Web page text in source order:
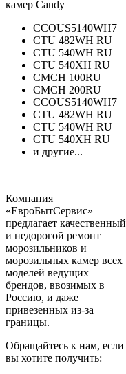
камер Candy
CCOUS5140WH7
CTU 482WH RU
CTU 540WH RU
CTU 540XH RU
CMCH 100RU
CMCH 200RU
CCOUS5140WH7
CTU 482WH RU
CTU 540WH RU
CTU 540XH RU
и другие...
Компания
«ЕвроБытСервис»
предлагает качественный
и недорогой ремонт
морозильников и
морозильных камер всех
моделей ведущих
брендов, ввозимых в
Россию, и даже
привезенных из-за
границы.
Обращайтесь к нам, если
вы хотите получить: